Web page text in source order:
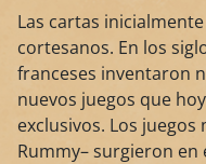
Las cartas
cortesanos. En los
franceses inventaron
nuevos juegos que
exclusivos. Los
Rummy– surgieron en